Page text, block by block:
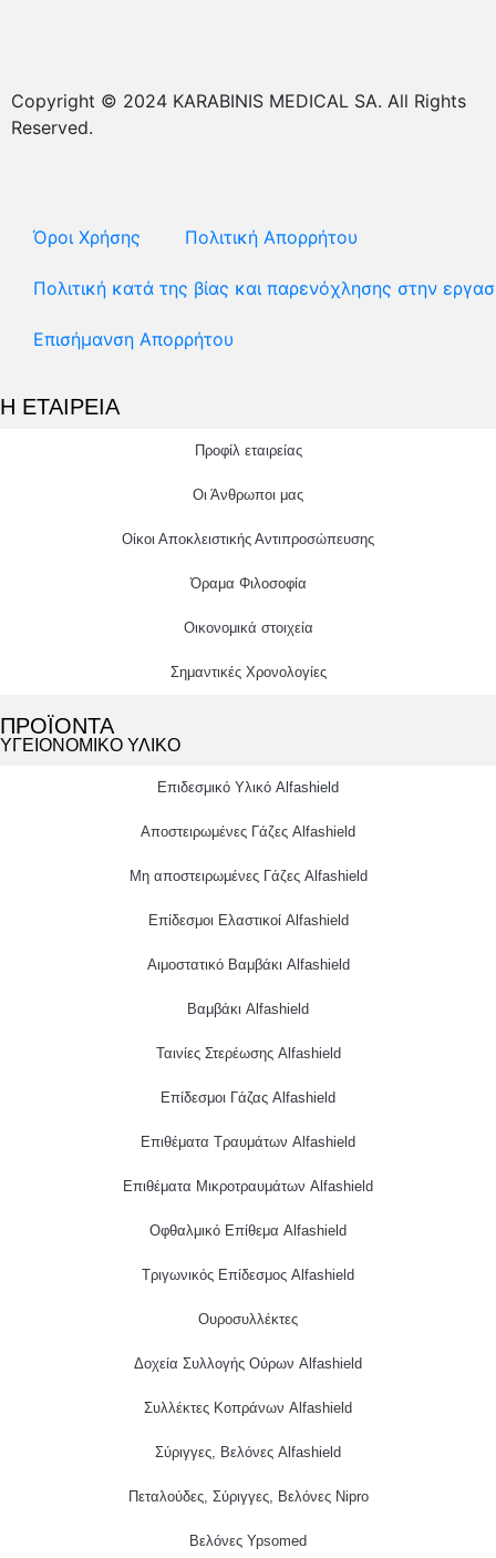
Copyright © 2024 KARABINIS MEDICAL SA. All Rights
Reserved.
Όροι Χρήσης Πολιτική Απορρήτου
Πολιτική κατά της βίας και παρενόχλησης στην
Επισήμανση Απορρήτου
Η ΕΤΑΙΡΕΙΑ
Προφίλ εταιρείας
Οι Άνθρωποι μας
Οίκοι Αποκλειστικής Αντιπροσώπευσης
Όραμα Φιλοσοφία
Οικονομικά στοιχεία
Σημαντικές Χρονολογίες
ΠΡΟΪΟΝΤΑ
ΥΓΕΙΟΝΟΜΙΚΟ ΥΛΙΚΟ
Επιδεσμικό Υλικό Alfashield
Αποστειρωμένες Γάζες Alfashield
Μη αποστειρωμένες Γάζες Alfashield
Επίδεσμοι Ελαστικοί Alfashield
Αιμοστατικό Βαμβάκι Alfashield
Βαμβάκι Alfashield
Ταινίες Στερέωσης Alfashield
Επίδεσμοι Γάζας Alfashield
Επιθέματα Τραυμάτων Alfashield
Επιθέματα Μικροτραυμάτων Alfashield
Οφθαλμικό Eπίθεμα Alfashield
Τριγωνικός Επίδεσμος Alfashield
Ουροσυλλέκτες
Δοχεία Συλλογής Ούρων Alfashield
Συλλέκτες Κοπράνων Alfashield
Σύριγγες, Βελόνες Alfashield
Πεταλούδες, Σύριγγες, Βελόνες Nipro
Βελόνες Ypsomed